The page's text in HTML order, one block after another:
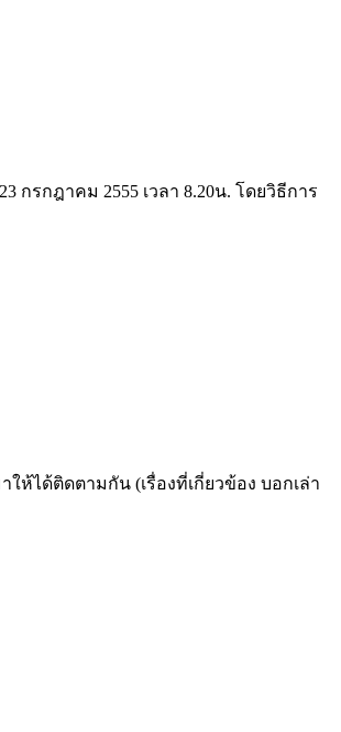
กฎาคม 2555 เวลา 8.20น. โดยวิธีการ
ห้ได้ติดตามกัน (เรื่องที่เกี่ยวข้อง บอกเล่า